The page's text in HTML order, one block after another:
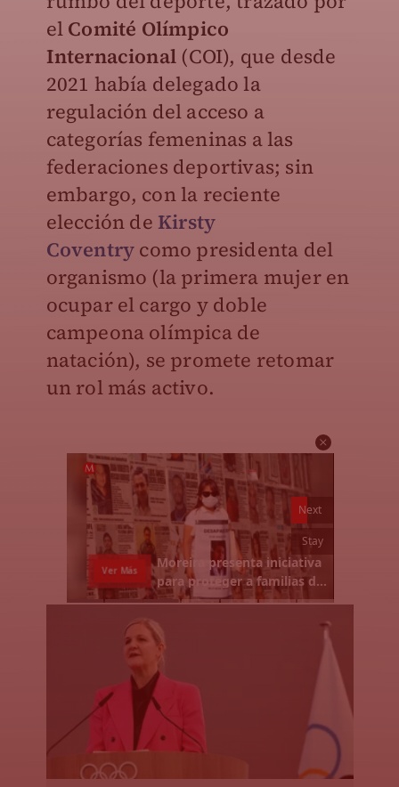
el Comité Olímpico
Internacional (COI), que desde
2021 había delegado la
regulación del acceso a
categorías femeninas a las
federaciones deportivas; sin
embargo, con la reciente
elección de Kirsty
Coventry como presidenta del
organismo (la primera mujer en
ocupar el cargo y doble
campeona olímpica de
natación), se promete retomar
un rol más activo.